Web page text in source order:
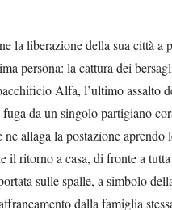
la liberazione della sua città a
persona: la cattura dei
Alfa, l’ultimo assalto
da un singolo partigiano
ne allaga la postazione aprendo
il ritorno a casa, di fronte a
sulle spalle, a simbolo
dalla famiglia